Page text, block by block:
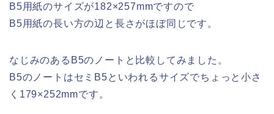
B5用紙のサイズが182×257mmですので
B5用紙の長い方の辺と長さがほぼ同じです。
なじみのあるB5のノートと比較してみました。
B5のノートはセミB5といわれるサイズでちょっと小さ
く179×252mmです。